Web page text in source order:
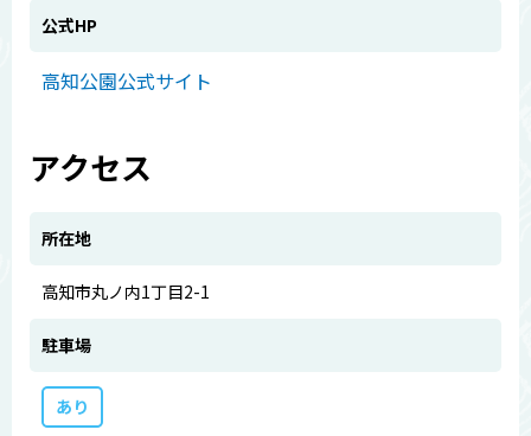
公式HP
高知公園公式サイト
アクセス
所在地
高知市丸ノ内1丁目2-1
駐車場
あり